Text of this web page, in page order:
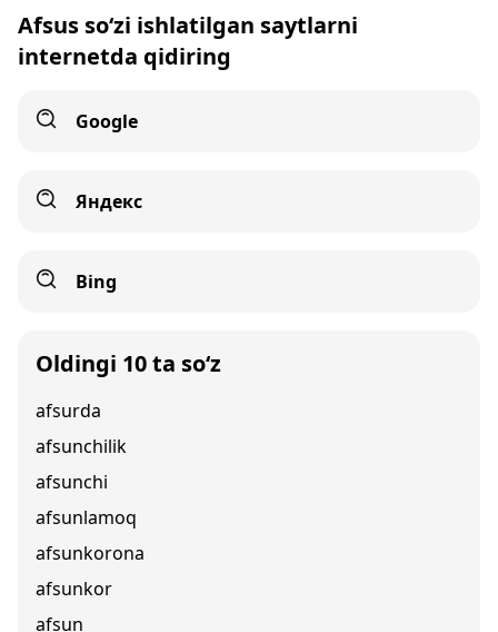
Afsus so‘zi ishlatilgan saytlarni
internetda qidiring
Google
Яндекс
Bing
Oldingi 10 ta so‘z
afsurda
afsunchilik
afsunchi
afsunlamoq
afsunkorona
afsunkor
afsun